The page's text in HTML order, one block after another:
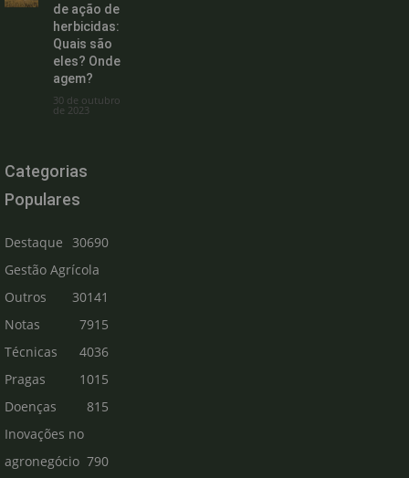
de ação de
herbicidas:
Quais são
eles? Onde
agem?
30 de outubro
de 2023
Categorias
Populares
Destaque
30690
Gestão Agrícola
30141
Outros
7915
Notas
Técnicas
4036
Pragas
1015
Doenças
815
Inovações no
agronegócio 790